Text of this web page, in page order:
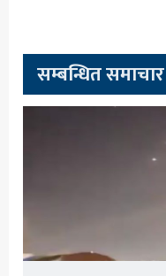
सम्बन्धित समाचार